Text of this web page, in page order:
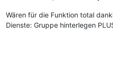
Wären für die Funktion total
Dienste: Gruppe hinterlegen